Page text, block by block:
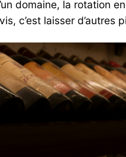
domaine, la rotation
c’est laisser d’autres